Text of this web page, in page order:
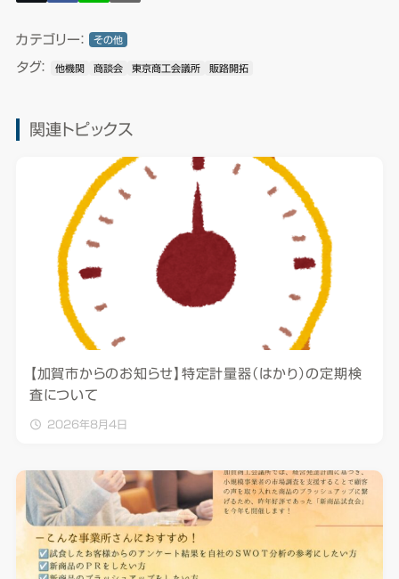
カテゴリー： その他
タグ： 他機関 商談会 東京商工会議所 販路開拓
関連トピックス
【加賀市からのお知らせ】特定計量器（はかり）の定期検
査について
2026年8月4日